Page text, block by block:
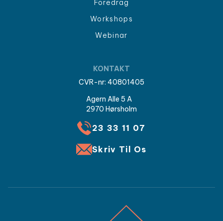
Foredrag
Workshops
Webinar
KONTAKT
CVR-nr: 40801405
Agern Alle 5 A
2970 Hørsholm
23 33 11 07
Skriv Til Os